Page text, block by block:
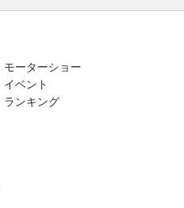
モーターショー
イベント
ランキング